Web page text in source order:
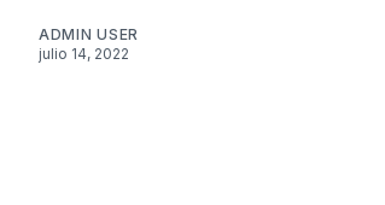
ADMIN USER
julio 14, 2022